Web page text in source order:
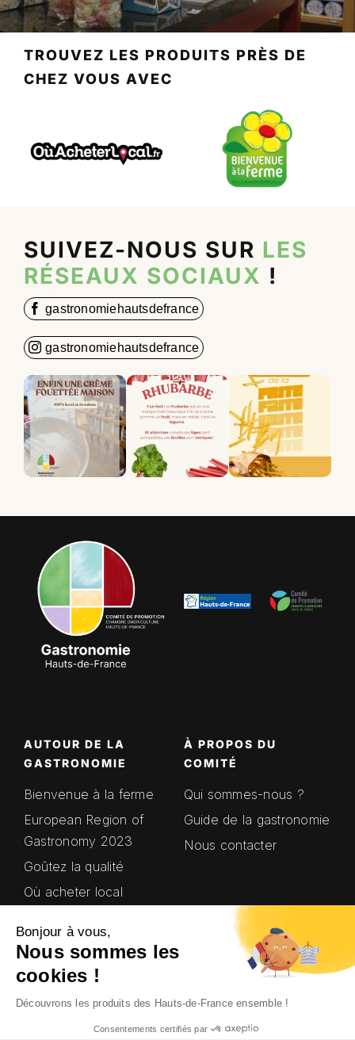
Bonjour à vous,
Nous sommes les
cookies !
Découvrons les produits des Hauts-de-France ensemble !
Consentements certifiés par
TROUVEZ LES PRODUITS PRÈS DE
CHEZ VOUS AVEC
SUIVEZ-NOUS SUR LES
RÉSEAUX SOCIAUX !
AUTOUR DE LA
GASTRONOMIE
Bienvenue à la ferme
European Region of
Gastronomy 2023
Goûtez la qualité
Où acheter local
Terroirs Hauts-de-
À PROPOS DU
COMITÉ
Qui sommes-nous ?
Guide de la gastronomie
Nous contacter
© Site 100% local et crédits photo